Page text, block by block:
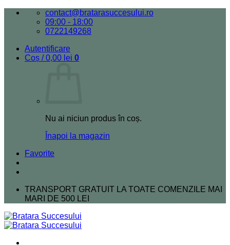
Skip
contact@bratarasuccesului.ro
09:00 - 18:00
0722149268
Autentificare
Coș /0,00 lei 0
Nu ai niciun produs în coș.
Înapoi la magazin
Favorite
TRANSPORT GRATUIT LA TOATE COMENZILE MAI
MARI DE 500 LEI